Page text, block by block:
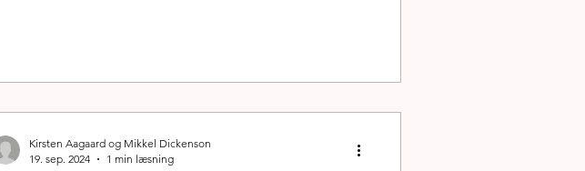
Kirsten Aagaard og Mikkel Dickenson
19. sep. 2024
1 min læsning